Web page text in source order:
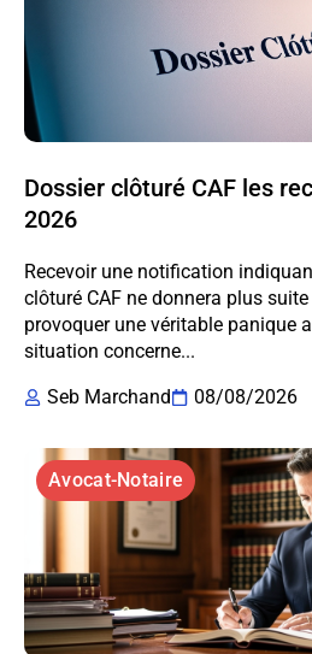
Dossier clôturé CAF les
2026
Recevoir une notification
clôturé CAF ne donnera plus
provoquer une véritable panique
situation concerne...
Seb Marchand
08/08/2026
Avocat-Notaire